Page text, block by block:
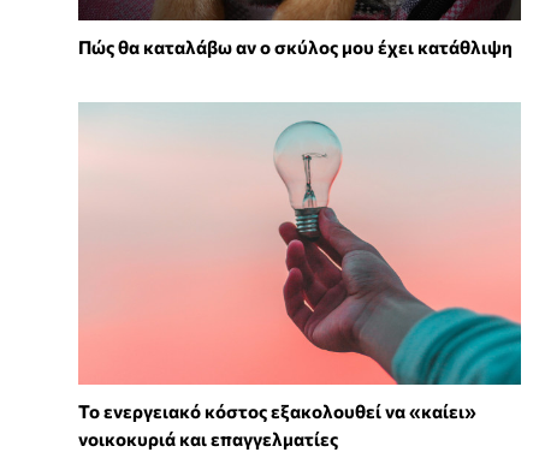
Πώς θα καταλάβω αν ο σκύλος μου έχει κατάθλιψη
Το ενεργειακό κόστος εξακολουθεί να «καίει»
νοικοκυριά και επαγγελματίες